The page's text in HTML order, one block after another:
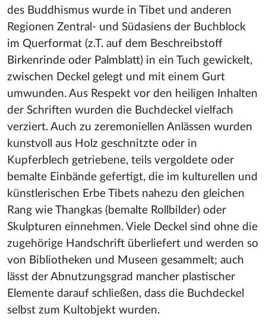
des Buddhismus wurde in Tibet und anderen
Regionen Zentral- und Südasiens der Buchblock
im Querformat (z.T. auf dem Beschreibstoff
Birkenrinde oder Palmblatt) in ein Tuch gewickelt,
zwischen Deckel gelegt und mit einem Gurt
umwunden. Aus Respekt vor den heiligen Inhalten
der Schriften wurden die Buchdeckel vielfach
verziert. Auch zu zeremoniellen Anlässen wurden
kunstvoll aus Holz geschnitzte oder in
Kupferblech getriebene, teils vergoldete oder
bemalte Einbände gefertigt, die im kulturellen und
künstlerischen Erbe Tibets nahezu den gleichen
Rang wie Thangkas (bemalte Rollbilder) oder
Skulpturen einnehmen. Viele Deckel sind ohne die
zugehörige Handschrift überliefert und werden so
von Bibliotheken und Museen gesammelt; auch
lässt der Abnutzungsgrad mancher plastischer
Elemente darauf schließen, dass die Buchdeckel
selbst zum Kultobjekt wurden.